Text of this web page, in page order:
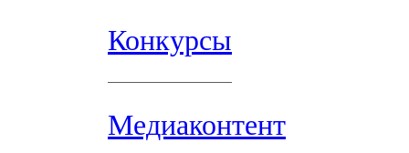
Конкурсы
Медиаконтент